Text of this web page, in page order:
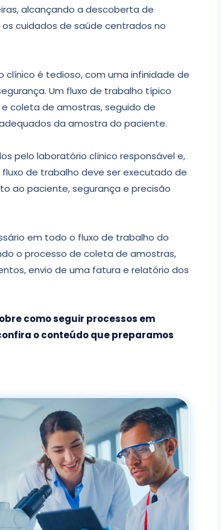
alcançando a descoberta de
cuidados de saúde centrados no
clínico é tedioso, com uma infinidade de
Um fluxo de trabalho típico
coleta de amostras, seguido de
da amostra do paciente.
​​pelo laboratório clínico responsável e,
de trabalho deve ser executado de
ao paciente, segurança e precisão
em todo o fluxo de trabalho do
o processo de coleta de amostras,
envio de uma fatura e relatório dos
como seguir processos em
o conteúdo que preparamos